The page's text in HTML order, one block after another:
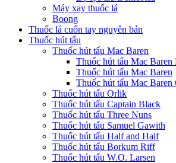
Máy xay thuốc lá
Boong
Thuốc lá cuốn tay nguyên bản
Thuốc hút tẩu
Thuốc hút tẩu Mac Baren
Thuốc hút tẩu Mac Baren
Thuốc hút tẩu Mac Baren
Thuốc hút tẩu Mac Baren
Thuốc hút tẩu Orlik
Thuốc hút tẩu Captain Black
Thuốc hút tẩu Three Nuns
Thuốc hút tẩu Samuel Gawith
Thuốc hút tẩu Half and Half
Thuốc hút tẩu Borkum Riff
Thuốc hút tẩu W.O. Larsen